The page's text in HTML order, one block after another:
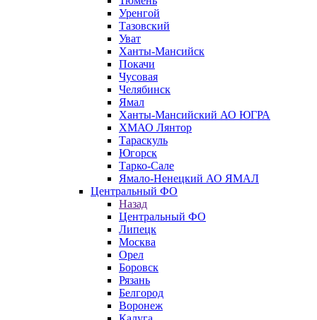
Уренгой
Тазовский
Уват
Ханты-Мансийск
Покачи
Чусовая
Челябинск
Ямал
Ханты-Мансийский АО ЮГРА
ХМАО Лянтор
Тараскуль
Югорск
Тарко-Сале
Ямало-Ненецкий АО ЯМАЛ
Центральный ФО
Назад
Центральный ФО
Липецк
Москва
Орел
Боровск
Рязань
Белгород
Воронеж